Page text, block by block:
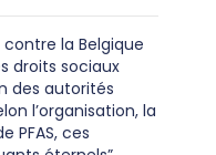
la Belgique
droits sociaux
des autorités
l’organisation, la
PFAS, ces